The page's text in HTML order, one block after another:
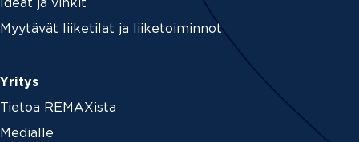
Ideat ja vinkit
Myytävät liiketilat ja liiketoiminnot
Yritys
Tietoa REMAXista
Medialle